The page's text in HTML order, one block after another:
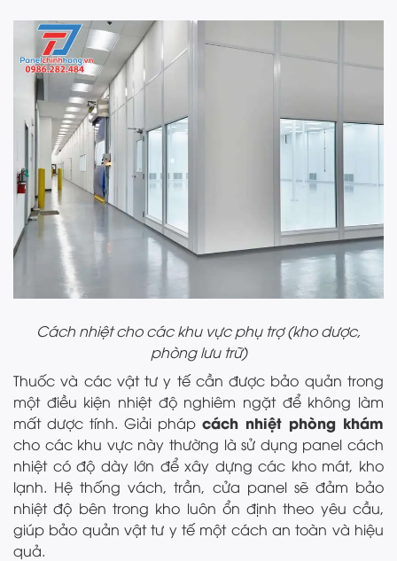
Cách nhiệt cho các khu vực phụ trợ (kho dược,
phòng lưu trữ)
Thuốc và các vật tư y tế cần được bảo quản trong
một điều kiện nhiệt độ nghiêm ngặt để không làm
mất dược tính. Giải pháp cách nhiệt phòng khám
cho các khu vực này thường là sử dụng panel cách
nhiệt có độ dày lớn để xây dựng các kho mát, kho
lạnh. Hệ thống vách, trần, cửa panel sẽ đảm bảo
nhiệt độ bên trong kho luôn ổn định theo yêu cầu,
giúp bảo quản vật tư y tế một cách an toàn và hiệu
quả.